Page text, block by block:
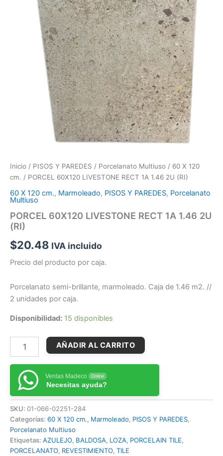
Inicio / PISOS Y PAREDES / Porcelanato Multiuso / 60 X 120
cm. / PORCEL 60X120 LIVESTONE RECT 1A 1.46 2U (RI)
60 X 120 cm., Marmoleado, PISOS Y PAREDES, Porcelanato
Multiuso
PORCEL 60X120 LIVESTONE RECT 1A 1.46 2U
(RI)
$20.48 IVA incluido
Precio del producto por caja.
Porcelanato semi-brillante, marmoleado. Caja de 1.46 m2. //
2 unidades por caja.
Disponibilidad: 15 disponibles
AÑADIR AL CARRITO
Ventas Madeco Online
Necesitas ayuda?
SKU: 01-066-02251-284
Categorías: 60 X 120 cm., Marmoleado, PISOS Y PAREDES,
Porcelanato Multiuso
Etiquetas: AZULEJO, BALDOSA, LOZA, PORCELAIN TILE,
PORCELANATO, REVESTIMIENTO, TILE